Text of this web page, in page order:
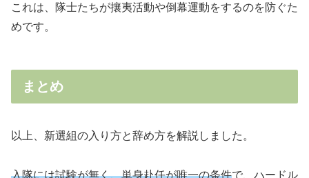
これは、隊士たちが攘夷活動や倒幕運動をするのを防ぐた
めです。
まとめ
以上、新選組の入り方と辞め方を解説しました。
入隊には試験が無く、単身赴任が唯一の条件で、ハードル